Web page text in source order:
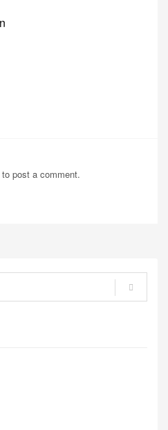
to post a comment.